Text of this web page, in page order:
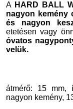
A HARD BALL
nagyon kemény
és nagyon
etetésen vagy
óvatos
velük.
átmérő: 15 mm,
nagyon kemény,